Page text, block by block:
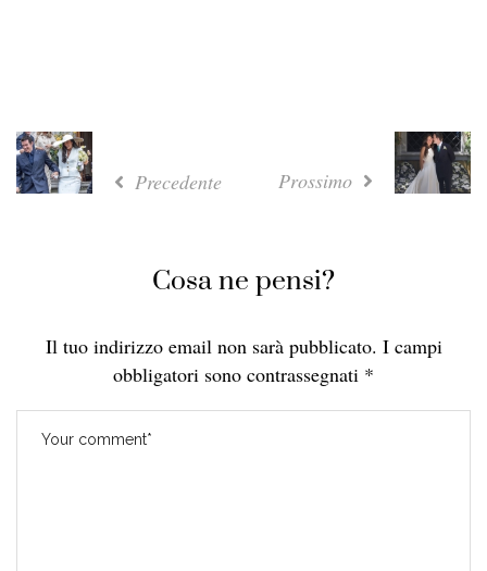
Precedente Prossimo
Cosa ne pensi?
Il tuo indirizzo email non sarà pubblicato. I campi
obbligatori sono contrassegnati *